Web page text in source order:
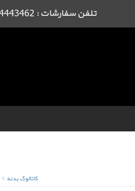
تلفن سفارشات : 09384443462 09122443462
کاتالوگ بدنه